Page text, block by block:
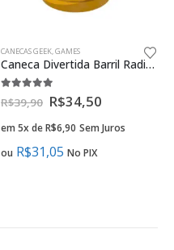
CANECAS GEEK,GAMES
Caneca Divertida Barril Radioativo Presente Criativo Geek
fora de 5
R$39,90 R$34,50
em 5x deR$6,90 Sem Juros
ou R$31,05 No PIX